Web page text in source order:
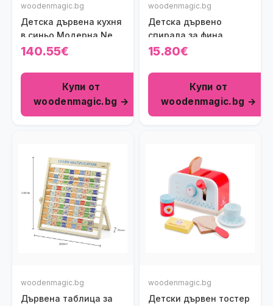
woodenmagic.bg
Детска дървена кухня
в синьо Модерна New
Classic Toys
140.55€
Купи от
woodenmagic.bg →
woodenmagic.bg
Детска дървено
спирала за фина
моторика Polar B Viga
15.80€
Купи от
woodenmagic.bg →
woodenmagic.bg
Дървена таблица за
woodenmagic.bg
Детски дървен тостер